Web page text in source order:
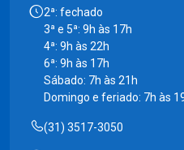
2ª: fechado
3ª e 5ª: 9h às 17h
4ª: 9h às 22h
6ª: 9h às 17h
Sábado: 7h às 21h
Domingo e feriado: 7h às
(31) 3517-3050